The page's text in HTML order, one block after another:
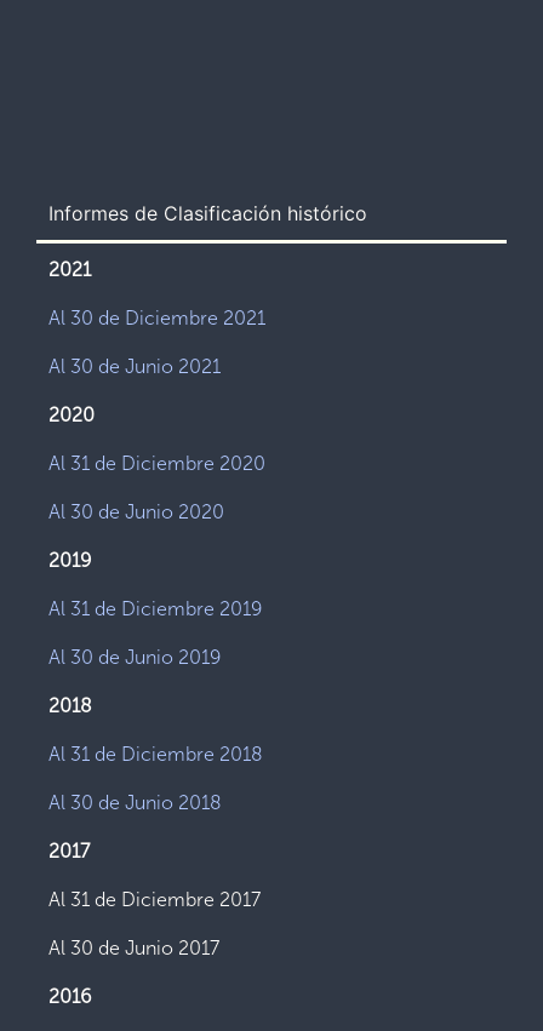
Informes de Clasificación histórico
2021
Al 30 de Diciembre 2021
Al 30 de Junio 2021
2020
Al 31 de Diciembre 2020
Al 30 de Junio 2020
2019
Al 31 de Diciembre 2019
Al 30 de Junio 2019
2018
Al 31 de Diciembre 2018
Al 30 de Junio 2018
2017
Al 31 de Diciembre 2017
Al 30 de Junio 2017
2016